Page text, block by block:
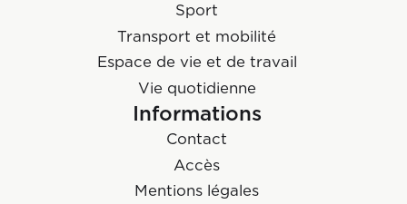
Sport
Transport et mobilité
Espace de vie et de travail
Vie quotidienne
Informations
Contact
Accès
Mentions légales